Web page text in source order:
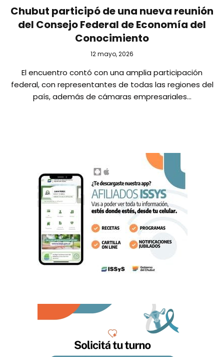
Chubut participó de una nueva reunión
del Consejo Federal de Economía del
Conocimiento
12 mayo, 2026
El encuentro contó con una amplia participación
federal, con representantes de todas las regiones del
país, además de cámaras empresariales…